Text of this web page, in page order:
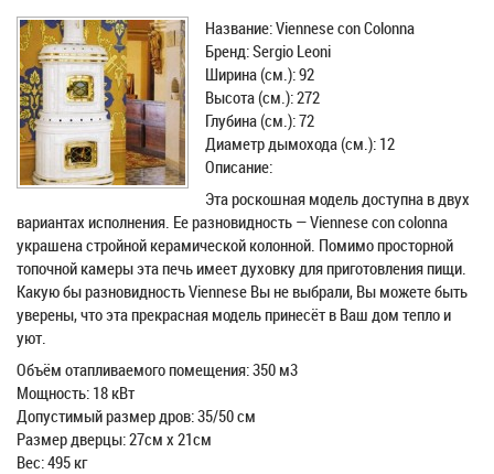
Название: Viennese con Colonna
Бренд: Sergio Leoni
Ширина (см.): 92
Высота (см.): 272
Глубина (см.): 72
Диаметр дымохода (см.): 12
Описание:
Эта роскошная модель доступна в двух
вариантах исполнения. Ее разновидность — Viennese con colonna
украшена стройной керамической колонной. Помимо просторной
топочной камеры эта печь имеет духовку для приготовления пищи.
Какую бы разновидность Viennese Вы не выбрали, Вы можете быть
уверены, что эта прекрасная модель принесёт в Ваш дом тепло и
уют.
Объём отапливаемого помещения: 350 м3
Мощность: 18 кВт
Допустимый размер дров: 35/50 см
Размер дверцы: 27см х 21см
Вес: 495 кг